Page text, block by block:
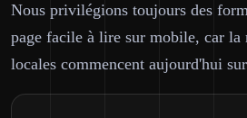
Nous privilégions toujours des
page facile à lire sur mobile, car la
locales commencent aujourd'hui